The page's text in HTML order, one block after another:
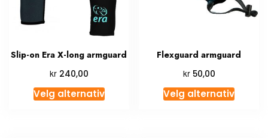
Slip-on Era X-long armguard
kr240,00
Velg alternativ
Flexguard armguard
kr50,00
Velg alternativ